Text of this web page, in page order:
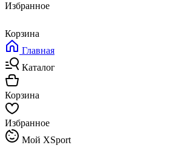
Избранное
Корзина
Главная
Каталог
Корзина
Избранное
Мой XSport